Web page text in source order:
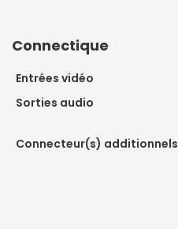
Connectique
Entrées vidéo
Sorties audio
Connecteur(s) additionnels